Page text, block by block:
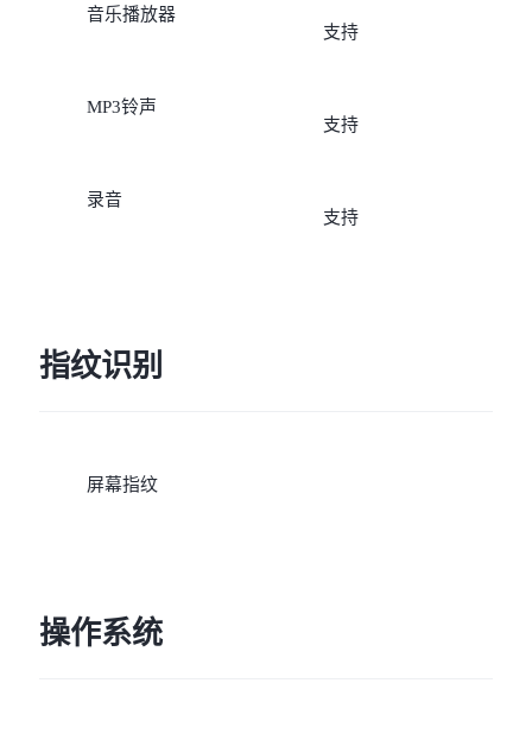
2、移动全网通版（NEX
卡和一张非移动卡（联通
音乐播放器
支持
MP3铃声
支持
录音
支持
指纹识别
屏幕指纹
操作系统